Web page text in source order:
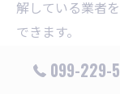
解している業者
できます。
注意点として、
099-229-